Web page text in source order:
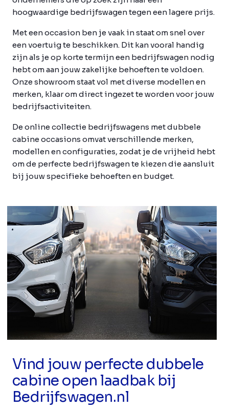
hoogwaardige bedrijfswagen tegen een lagere prijs.
Met een occasion ben je vaak in staat om snel over
een voertuig te beschikken. Dit kan vooral handig
zijn als je op korte termijn een bedrijfswagen nodig
hebt om aan jouw zakelijke behoeften te voldoen.
Onze showroom staat vol met diverse modellen en
merken, klaar om direct ingezet te worden voor jouw
bedrijfsactiviteiten.
De online collectie bedrijfswagens met dubbele
cabine occasions omvat verschillende merken,
modellen en configuraties, zodat je de vrijheid hebt
om de perfecte bedrijfswagen te kiezen die aansluit
bij jouw specifieke behoeften en budget.
Vind jouw perfecte dubbele
cabine open laadbak bij
Bedrijfswagen.nl